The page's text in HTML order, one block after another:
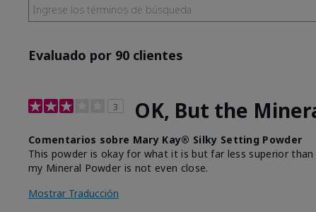
Evaluado por 90 clientes
3 OK, But the
Comentarios sobre Mary Kay® Silky Setting Powder
This powder is okay for what it is but far less superior
my Mineral Powder is not even close.
Mostrar Traducción